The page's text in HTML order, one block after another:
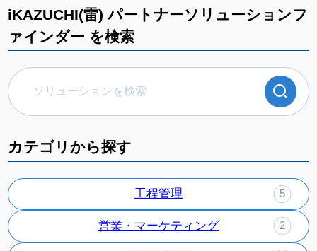
iKAZUCHI(雷) パートナーソリューションフ
ァインダー を検索
カテゴリから探す
工程管理 5
営業・マーケティング 2